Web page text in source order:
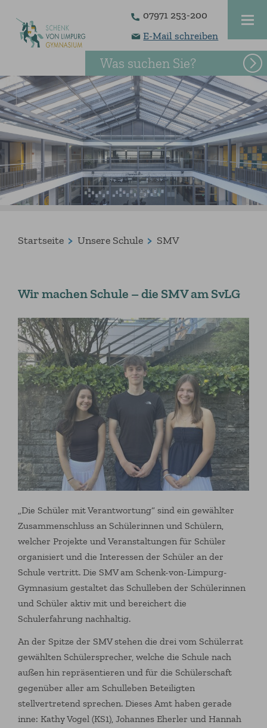
07971 253-200
E-Mail schreiben
Was suchen Sie?
Startseite Unsere Schule SMV
Wir machen Schule – die SMV am SvLG
„Die Schüler mit Verantwortung“ sind ein gewählter
Zusammenschluss an Schülerinnen und Schülern,
welcher Projekte und Veranstaltungen für Schüler
organisiert und die Interessen der Schüler an der
Schule vertritt. Die SMV am Schenk-von-Limpurg-
Gymnasium gestaltet das Schulleben der Schülerinnen
und Schüler aktiv mit und bereichert die
Schulerfahrung nachhaltig.
An der Spitze der SMV stehen die drei vom Schülerrat
gewählten Schülersprecher, welche die Schule nach
außen hin repräsentieren und für die Schülerschaft
gegenüber aller am Schulleben Beteiligten
stellvertretend sprechen. Dieses Amt haben gerade
inne: Kathy Vogel (KS1), Johannes Eherler und Hannah